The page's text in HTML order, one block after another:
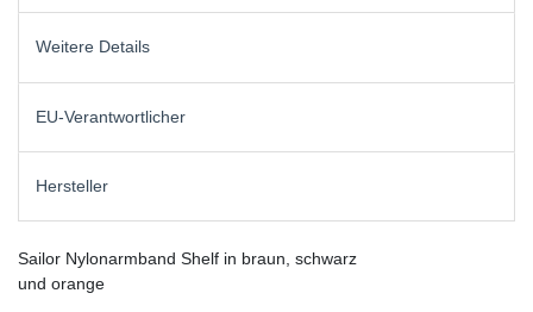
Weitere Details
EU-Verantwortlicher
Hersteller
Sailor Nylonarmband Shelf in braun, schwarz
und orange